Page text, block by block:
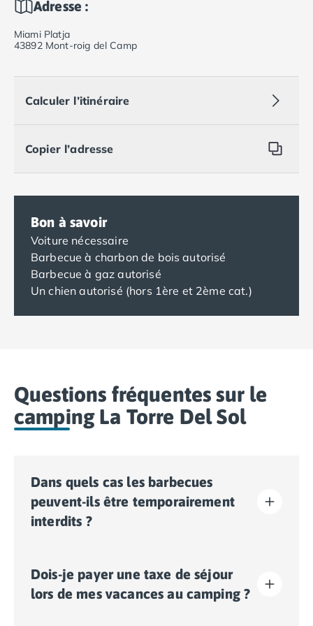
Adresse :
Miami Platja
43892 Mont-roig del Camp
Calculer l’itinéraire
Copier l’adresse
Bon à savoir
Voiture nécessaire
Barbecue à charbon de bois autorisé
Barbecue à gaz autorisé
Un chien autorisé (hors 1ère et 2ème cat.)
Questions fréquentes sur le
camping La Torre Del Sol
Dans quels cas les barbecues
peuvent-ils être temporairement
interdits ?
être mises en place selon les conditions
météorologiques et les risques d'incendie.
Dois-je payer une taxe de séjour
lors de mes vacances au camping ?